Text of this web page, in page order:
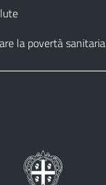
la povertà sanitaria